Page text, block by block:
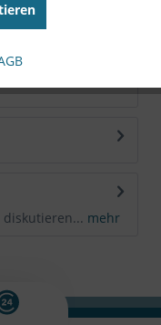
Switches
mehr